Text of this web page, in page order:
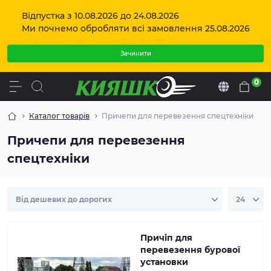
Відпустка з 10.08.2026 до 24.08.2026
Ми почнемо обробляти всі замовлення 25.08.2026
Зачинити
Uk 0
Каталог товарів Причепи для перевезення спецтехніки
Причепи для перевезення
спецтехніки
Даний причіп розроблений за індивідуальним
Маса причіпа 660 кг, повна маса 3000 кг, розмір
вантажної платформи: довжина 3500 мм, ширина
Причіп для
перевезення бурової
установки